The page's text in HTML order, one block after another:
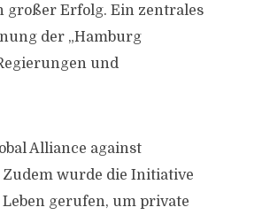
großer Erfolg. Ein zentrales
der „Hamburg
und
Alliance against
wurde die Initiative
Leben gerufen, um private